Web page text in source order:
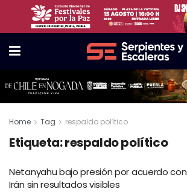
Home Tag respaldo político
Etiqueta:respaldo político
Netanyahu bajo presión por acuerdo con
Irán sin resultados visibles